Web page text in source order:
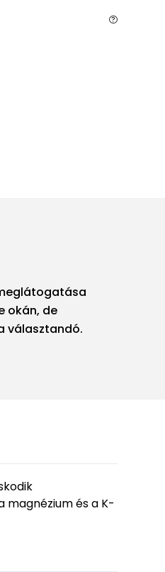
okán, de
választandó.
magnézium és a K-